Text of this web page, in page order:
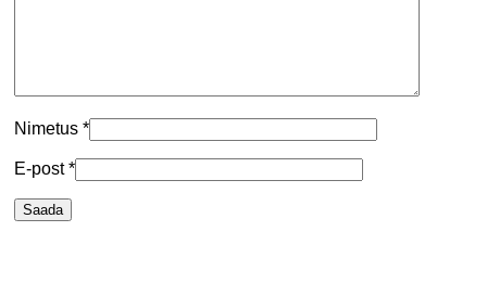
Nimetus *
E-post*